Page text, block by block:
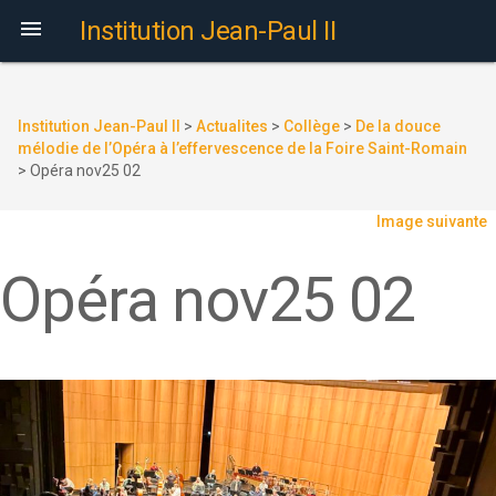
 Institution Jean-Paul II
Institution Jean-Paul II > Actualites > Collège > De la douce
mélodie de l’Opéra à l’effervescence de la Foire Saint-Romain
> Opéra nov25 02
Image suivante
Opéra nov25 02